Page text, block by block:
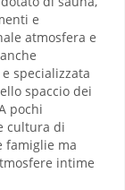
e
atmosfera e
specializzata
spaccio dei
pochi
cultura di
famiglie ma
intime